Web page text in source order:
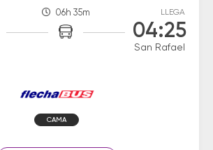
06h 35m LLEGA
04:25
San Rafael
CAMA